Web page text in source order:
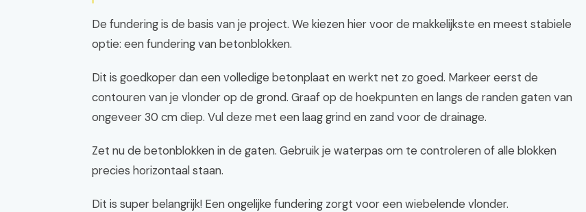
De fundering is de basis van je project. We kiezen hier voor de makkelijkste en meest stabiele
optie: een fundering van betonblokken.
Dit is goedkoper dan een volledige betonplaat en werkt net zo goed. Markeer eerst de
contouren van je vlonder op de grond. Graaf op de hoekpunten en langs de randen gaten van
ongeveer 30 cm diep. Vul deze met een laag grind en zand voor de drainage.
Zet nu de betonblokken in de gaten. Gebruik je waterpas om te controleren of alle blokken
precies horizontaal staan.
Dit is super belangrijk! Een ongelijke fundering zorgt voor een wiebelende vlonder.